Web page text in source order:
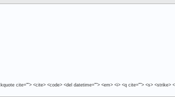
cite=""> <cite> <code> <del datetime=""> <em> <i> <q cite=""> <s> <strike>